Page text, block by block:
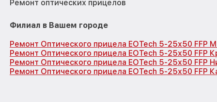
Ремонт оптических прицелов
Филиал в Вашем городе
Ремонт Оптического прицела EOTech 5-25x50 FFP
Ремонт Оптического прицела EOTech 5-25x50 FFP
Ремонт Оптического прицела EOTech 5-25x50 FFP
Ремонт Оптического прицела EOTech 5-25x50 FFP